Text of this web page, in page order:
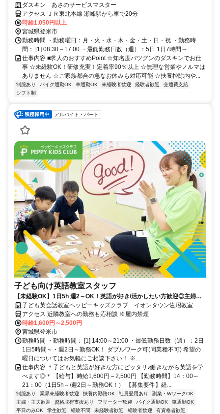
歓迎！ダスキン あさのサービスマスター
アクセス ＪＲ東北本線 瀬峰駅から車で20分
時給1,050円以上
宮城県登米市
勤務時間 ・勤務曜日：月・火・水・木・金・土・日・祝 ・勤務時
間： [1] 08:30～17:00 ・最低勤務日数（週）：5日 1日7時間～
仕事内容 ■求人のおすすめPoint ☆知名度バツグンのダスキンでお仕
事 ☆未経験OK！研修充実！定着率90％以上 ☆無理な営業やノルマは
ありません ☆ご家族都合の急なお休みも対応可能 ☆扶養控除内や...
制服あり バイク通勤OK 車通勤OK 未経験者歓迎 経験者歓迎
交通費支給
シフト制
アルバイト・パート
子ども向け英語教室スタッフ
【未経験OK】1日5h 週2～OK！英語が好き/活かしたい方歓迎◎主婦
(夫)/学生も活躍中！
子ども英会話教室ペッピーキッズクラブ イオンタウン佐沼教室
アクセス 近隣教室への勤務も応相談 ※屋内禁煙
時給1,600円～2,500円
宮城県登米市
勤務時間 ・勤務時間： [1] 14:00～21:00 ・最低勤務日数（週）：2日
1日5時間～・週2日～勤務OK！ ダブルワーク可(同業種不可) 希望の
曜日についてはお気軽にご相談下さい！ ※...
仕事内容 ＊子どもと英語が好きな方にピッタリ♪働きながら英語を学
べます◎＊ 【給与】時給1,600円～2,500円 【勤務時間】14：00～
21：00（1日5h～/週2日～勤務OK！） 【募集要件】経...
制服あり 業界未経験者歓迎 扶養内勤務OK 社員登用あり
副業・WワークOK
主婦・主夫歓迎
資格取得支援あり フリーター歓迎 バイク通勤OK
車通勤OK
平日のみOK
学生歓迎 経験不問 未経験者歓迎 経験者歓迎 有資格者歓迎